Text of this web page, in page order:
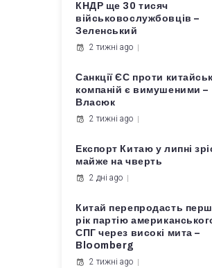
КНДР ще 30 тисяч
військовослужбовців –
Зеленський
2 тижні ago
Санкції ЄС проти
компаній є вимушеними –
Власюк
2 тижні ago
Експорт Китаю у липні
майже на чверть
2 дні ago
Китай перепродасть
рік партію
СПГ через високі мита –
Bloomberg
2 тижні ago